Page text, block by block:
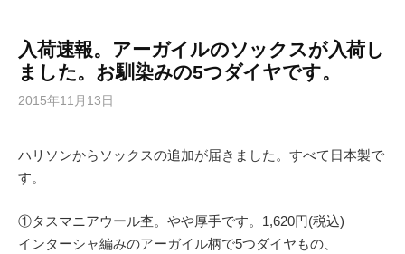
入荷速報。アーガイルのソックスが入荷し
ました。お馴染みの5つダイヤです。
2015年11月13日
ハリソンからソックスの追加が届きました。すべて日本製で
す。
①タスマニアウール杢。やや厚手です。1,620円(税込)
インターシャ編みのアーガイル柄で5つダイヤもの、